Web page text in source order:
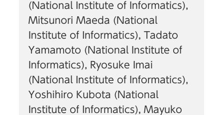
(National Institute of Informatics),
Mitsunori Maeda (National
Institute of Informatics), Tadato
Yamamoto (National Institute of
Informatics), Ryosuke Imai
(National Institute of Informatics),
Yoshihiro Kubota (National
Institute of Informatics), Mayuko